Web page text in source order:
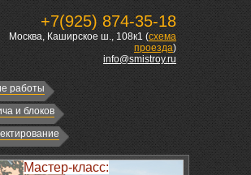
+7(925) 874-35-18
Москва, Каширское ш., 108к1 (схема
проезда)
info@smistroy.ru
работы
и блоков
Мастер-класс: